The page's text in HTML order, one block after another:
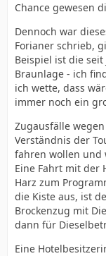
Chance gewesen
Dennoch war
Forianer schrieb,
Beispiel ist die
Braunlage - ich
ich wette, dass
immer noch ein
Zugausfälle
Verständnis der
fahren wollen und
Eine Fahrt mit der
Harz zum
die Kiste aus, ist
Brockenzug mit
dann für
Eine